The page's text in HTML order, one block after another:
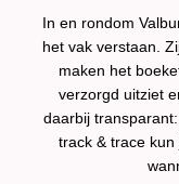
In en rondom
het vak verstaan.
maken het
verzorgd uitziet
daarbij
track & trace